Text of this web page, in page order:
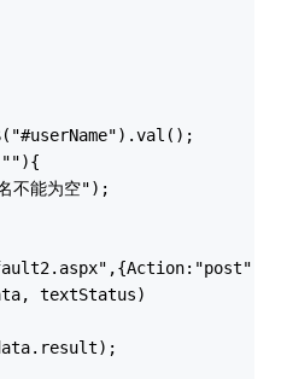
不能为空");
textStatus)